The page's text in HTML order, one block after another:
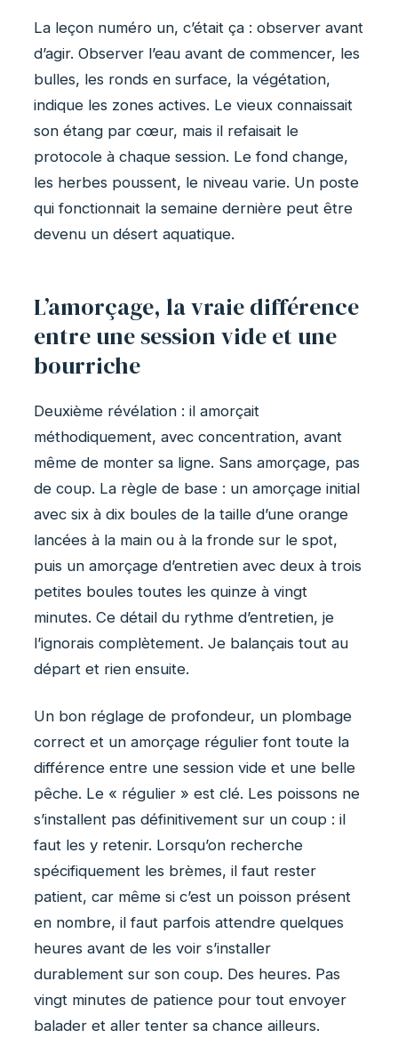
La leçon numéro un, c’était ça : observer avant
d’agir. Observer l’eau avant de commencer, les
bulles, les ronds en surface, la végétation,
indique les zones actives. Le vieux connaissait
son étang par cœur, mais il refaisait le
protocole à chaque session. Le fond change,
les herbes poussent, le niveau varie. Un poste
qui fonctionnait la semaine dernière peut être
devenu un désert aquatique.
L’amorçage, la vraie différence
entre une session vide et une
bourriche
Deuxième révélation : il amorçait
méthodiquement, avec concentration, avant
même de monter sa ligne. Sans amorçage, pas
de coup. La règle de base : un amorçage initial
avec six à dix boules de la taille d’une orange
lancées à la main ou à la fronde sur le spot,
puis un amorçage d’entretien avec deux à trois
petites boules toutes les quinze à vingt
minutes. Ce détail du rythme d’entretien, je
l’ignorais complètement. Je balançais tout au
départ et rien ensuite.
Un bon réglage de profondeur, un plombage
correct et un amorçage régulier font toute la
différence entre une session vide et une belle
pêche. Le « régulier » est clé. Les poissons ne
s’installent pas définitivement sur un coup : il
faut les y retenir. Lorsqu’on recherche
spécifiquement les brèmes, il faut rester
patient, car même si c’est un poisson présent
en nombre, il faut parfois attendre quelques
heures avant de les voir s’installer
durablement sur son coup. Des heures. Pas
vingt minutes de patience pour tout envoyer
balader et aller tenter sa chance ailleurs.